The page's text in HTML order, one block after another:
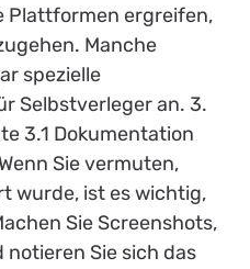
Plattformen ergreifen,
Manche
spezielle
Selbstverleger an. 3.
3.1 Dokumentation
Sie vermuten,
wurde, ist es wichtig,
Sie Screenshots,
notieren Sie sich das